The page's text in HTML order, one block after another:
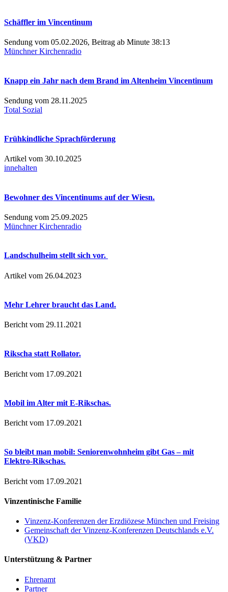
Schäffler im Vincentinum
Sendung vom 05.02.2026, Beitrag ab Minute 38:13
Münchner Kirchenradio
Knapp ein Jahr nach dem Brand im Altenheim Vincentinum
Sendung vom 28.11.2025
Total Sozial
Frühkindliche Sprachförderung
Artikel vom 30.10.2025
innehalten
Bewohner des Vincentinums auf der Wiesn.
Sendung vom 25.09.2025
Münchner Kirchenradio
Landschulheim stellt sich vor.
Artikel vom 26.04.2023
Mehr Lehrer braucht das Land.
Bericht vom 29.11.2021
Rikscha statt Rollator.
Bericht vom 17.09.2021
Mobil im Alter mit E-Rikschas.
Bericht vom 17.09.2021
So bleibt man mobil: Seniorenwohnheim gibt Gas – mit
Elektro-Rikschas.
Bericht vom 17.09.2021
Vinzentinische Familie
Vinzenz-Konferenzen der Erzdiözese München und Freising
Gemeinschaft der Vinzenz-Konferenzen Deutschlands e.V.
(VKD)
Unterstützung & Partner
Ehrenamt
Partner